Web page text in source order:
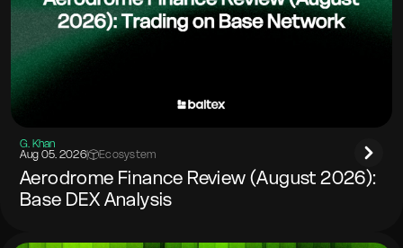
G. Khan
Aug 05. 2026| Ecosystem
Aerodrome Finance Review (August 2026):
Base DEX Analysis